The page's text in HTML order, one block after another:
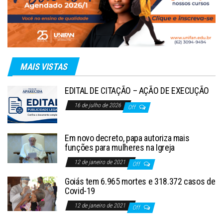
MAIS VISTAS
EDITAL DE CITAÇÃO – AÇÃO DE EXECUÇÃO
16 de julho de 2026 Off
Em novo decreto, papa autoriza mais
funções para mulheres na Igreja
12 de janeiro de 2021 Off
Goiás tem 6.965 mortes e 318.372 casos de
Covid-19
12 de janeiro de 2021 Off